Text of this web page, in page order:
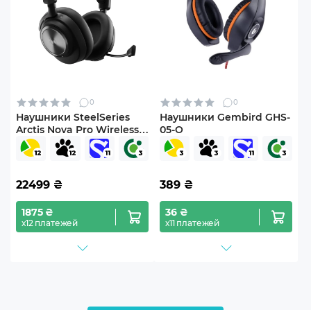
0
Наушники SteelSeries
Arctis Nova Pro Wireless
Black (SS61520)
22499 ₴
1875 ₴
х12 платежей
0
Наушники Gembird GHS-
05-O
389 ₴
36 ₴
х11 платежей